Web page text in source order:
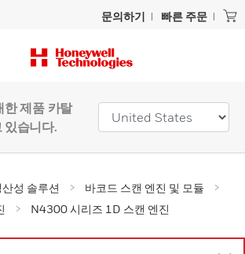
문의하기 빠른 주문
한 제품 카탈
있습니다.
성 솔루션
바코드 스캔 엔진 및 모듈
N4300 시리즈 1D 스캔 엔진